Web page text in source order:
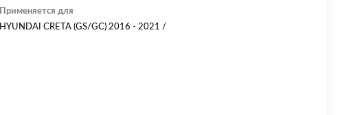
Применяется для
НYUNDАI CRETA (GS/GC) 2016 - 2021 /